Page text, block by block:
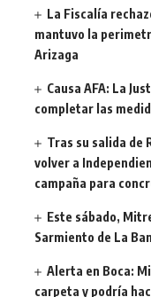
La Fiscalía
mantuvo la
Arizaga
Causa AFA: La
completar las
Tras su salida de
volver a
campaña para
Este sábado,
Sarmiento de La
Alerta en Boca:
carpeta y podría